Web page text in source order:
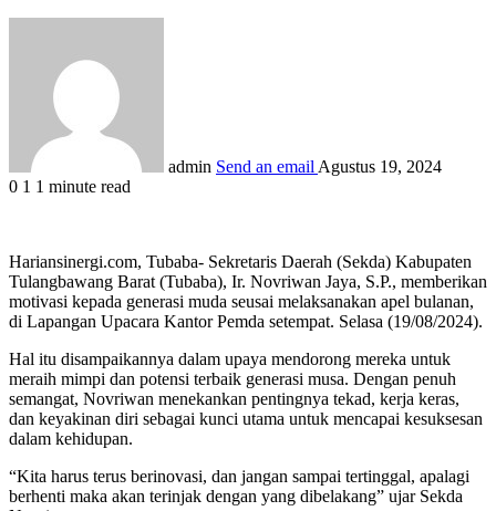
admin Send an email Agustus 19, 2024
0 1 1 minute read
Hariansinergi.com, Tubaba- Sekretaris Daerah (Sekda) Kabupaten
Tulangbawang Barat (Tubaba), Ir. Novriwan Jaya, S.P., memberikan
motivasi kepada generasi muda seusai melaksanakan apel bulanan,
di Lapangan Upacara Kantor Pemda setempat. Selasa (19/08/2024).
Hal itu disampaikannya dalam upaya mendorong mereka untuk
meraih mimpi dan potensi terbaik generasi musa. Dengan penuh
semangat, Novriwan menekankan pentingnya tekad, kerja keras,
dan keyakinan diri sebagai kunci utama untuk mencapai kesuksesan
dalam kehidupan.
“Kita harus terus berinovasi, dan jangan sampai tertinggal, apalagi
berhenti maka akan terinjak dengan yang dibelakang” ujar Sekda